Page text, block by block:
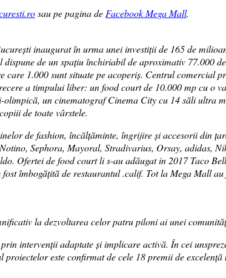
sau pe pagina deFacebook Mega Mall.
inaugurat în urma unei investiții de 165 de
de un spațiu închiriabil de aproximativ 77.000
1.000 sunt situate pe acoperiș. Centrul
a timpului liber: un food court de 10.000 mp cu o
un cinematograf Cinema City cu 14 săli ultra
de toate vârstele.
de fashion, încălţăminte, îngrijire şi accesorii din
Sephora, Mayoral, Stradivarius, Orsay, adidas,
Ofertei de food court li s-au adăugat in 2017 Taco
îmbogățită de restaurantul .calif. Tot la Mega Mall
la dezvoltarea celor patru piloni ai unei
intervenții adaptate și implicare activă. În cei
este confirmat de cele 18 premii de